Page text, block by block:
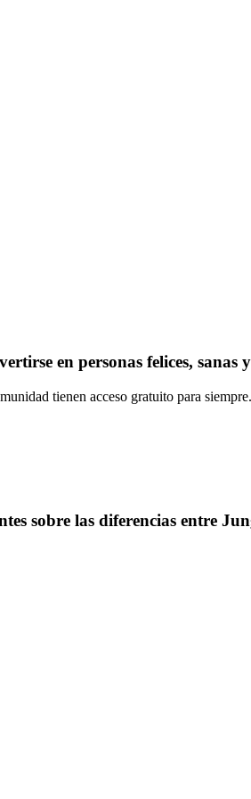
en personas felices, sanas
tienen acceso gratuito para
sobre las diferencias entre